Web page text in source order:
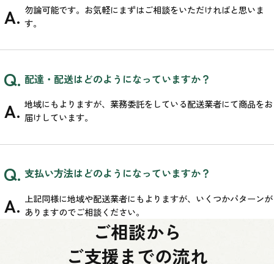
勿論可能です。お気軽にまずはご相談をいただければと思いま
す。
配達・配送はどのようになっていますか？
地域にもよりますが、業務委託をしている配送業者にて商品をお
届けしています。
支払い方法はどのようになっていますか？
上記同様に地域や配送業者にもよりますが、いくつかパターンが
ありますのでご相談ください。
ご相談から
ご支援までの流れ